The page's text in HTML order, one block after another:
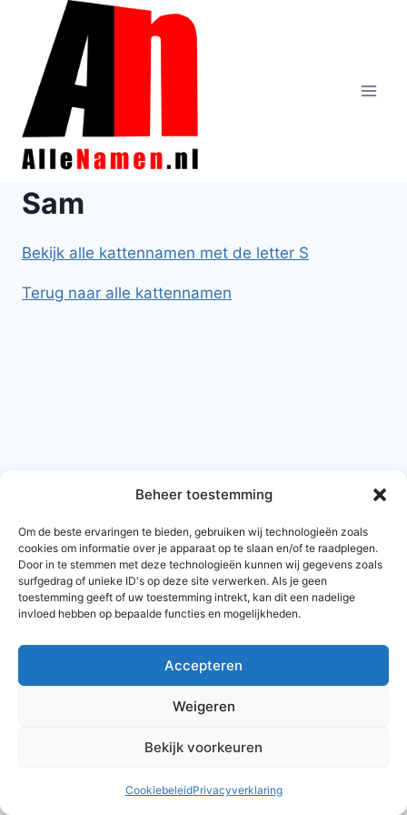
Beheer toestemming
Om de beste ervaringen te bieden, gebruiken wij technologieën zoals
cookies om informatie over je apparaat op te slaan en/of te raadplegen.
Door in te stemmen met deze technologieën kunnen wij gegevens zoals
surfgedrag of unieke ID's op deze site verwerken. Als je geen
toestemming geeft of uw toestemming intrekt, kan dit een nadelige
invloed hebben op bepaalde functies en mogelijkheden.
Accepteren
Weigeren
Bekijk voorkeuren
CookiebeleidPrivacyverklaring
Doorgaan
inhoud
Sam
Bekijk alle kattennamen met de letter S
Terug naar alle kattennamen
© 2026 AlleNamen.nl